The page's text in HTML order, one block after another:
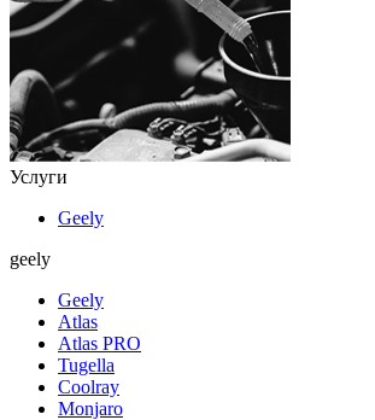
Услуги
Geely
geely
Geely
Atlas
Atlas PRO
Tugella
Coolray
Monjaro